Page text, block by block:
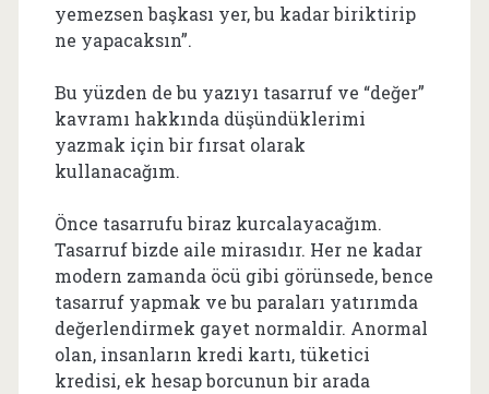
yemezsen başkası yer, bu kadar biriktirip
ne yapacaksın”.
Bu yüzden de bu yazıyı tasarruf ve “değer”
kavramı hakkında düşündüklerimi
yazmak için bir fırsat olarak
kullanacağım.
Önce tasarrufu biraz kurcalayacağım.
Tasarruf bizde aile mirasıdır. Her ne kadar
modern zamanda öcü gibi görünsede, bence
tasarruf yapmak ve bu paraları yatırımda
değerlendirmek gayet normaldir. Anormal
olan, insanların kredi kartı, tüketici
kredisi, ek hesap borcunun bir arada